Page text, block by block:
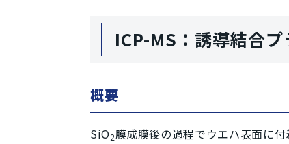
ICP-MS：誘導結合
概要
SiO2膜成膜後の過程でウエハ表面に